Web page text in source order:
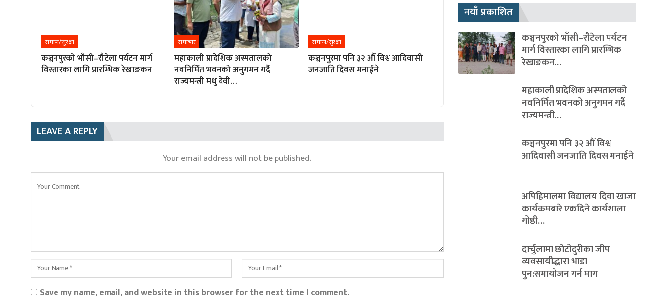
समाज/सुरक्षा
कञ्चनपुरको भाँसी–रौटेला पर्यटन मार्ग
विस्तारका लागि प्रारम्भिक रेखाङकन
समाचार
महाकाली प्रादेशिक अस्पतालको
नवनिर्मित भवनको अनुगमन गर्दै
राज्यमन्त्री मधु देवी…
समाज/सुरक्षा
कञ्चनपुरमा पनि ३२ औँ विश्व आदिवासी
जनजाति दिवस मनाईने
LEAVE A REPLY
Your email address will not be published.
Save my name, email, and website in this browser for the next time I comment.
नयाँ प्रकाशित
कञ्चनपुरको भाँसी–रौटेला पर्यटन
मार्ग विस्तारका लागि प्रारम्भिक
रेखाङकन…
महाकाली प्रादेशिक अस्पतालको
नवनिर्मित भवनको अनुगमन गर्दै
राज्यमन्त्री…
कञ्चनपुरमा पनि ३२ औँ विश्व
आदिवासी जनजाति दिवस मनाईने
अपिहिमालमा विद्यालय दिवा खाजा
कार्यक्रमबारे एकदिने कार्यशाला
गोष्ठी…
दार्चुलामा छोटोदुरीका जीप
व्यवसायीद्धारा भाडा
पुन:समायोजन गर्न माग